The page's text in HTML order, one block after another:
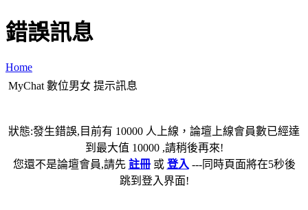
錯誤訊息
Home
MyChat 數位男女 提示訊息
狀態:發生錯誤,目前有 10000 人上線，論壇上線會員數已經達
到最大值 10000 ,請稍後再來!
您還不是論壇會員,請先 註冊或 登入 ---同時頁面將在5秒後
跳到登入界面!